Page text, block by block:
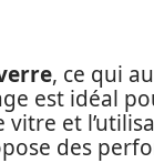
, ce qui
est idéal
et
des